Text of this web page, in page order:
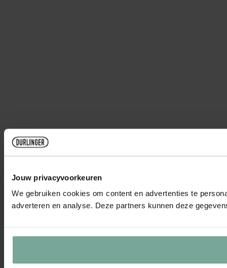
Jouw privacyvoorkeuren
We gebruiken cookies om content en advertenties te
adverteren en analyse. Deze partners kunnen deze